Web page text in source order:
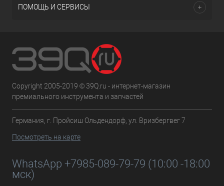
ПОМОЩЬ И СЕРВИСЫ
Copyright 2005-2019 © 39Q.ru - интернет-магазин
премиального инструмента и запчастей
Германия, г. Пройсиш Ольдендорф, ул. Вризбергвег 7
Посмотреть на карте
WhatsApp +7985-089-79-79 (10:00 -18:00
мск)